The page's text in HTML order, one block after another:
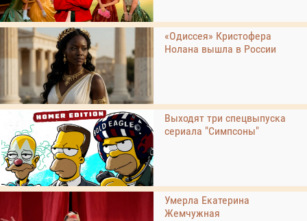
«Одиссея» Кристофера
Нолана вышла в России
Выходят три спецвыпуска
сериала "Симпсоны"
Умерла Екатерина
Жемчужная